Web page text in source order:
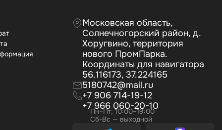
Московская область,
Солнечногорский район, д.
Хоругвино, территория
нового ПромПарка.
Координаты для навигатора
56.116173, 37.224165
5180742@mail.ru
+7 906 714-19-12
+7 966 060-20-10
Пн–Пт, 10:00–19:00
Сб-Вс — выходной